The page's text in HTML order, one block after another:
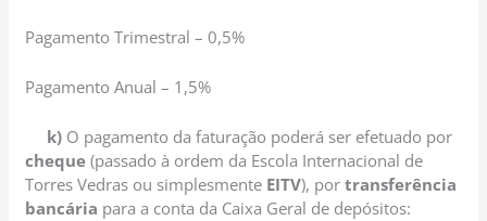
Pagamento Trimestral – 0,5%
Pagamento Anual – 1,5%
k) O pagamento da faturação poderá ser efetuado por
cheque (passado à ordem da Escola Internacional de
Torres Vedras ou simplesmente EITV), portransferência
bancária para a conta da Caixa Geral de depósitos: